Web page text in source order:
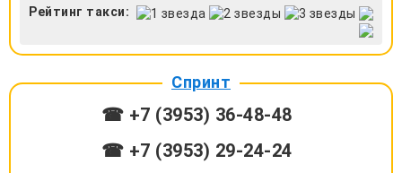
Рейтинг такси:
Спринт
☎ +7 (3953) 36-48-48
☎ +7 (3953) 29-24-24